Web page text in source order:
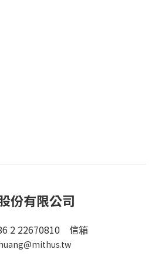
份有限公司
2 22670810 信箱